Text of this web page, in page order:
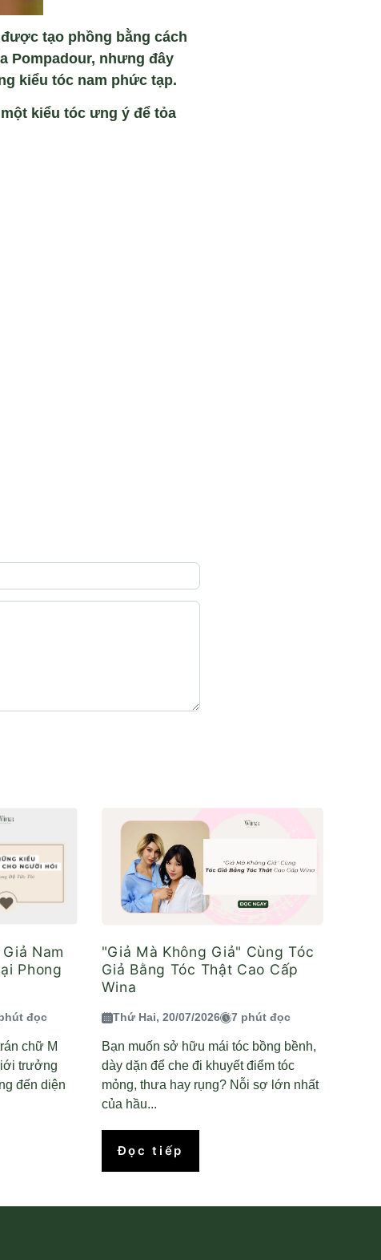
tạo phồng bằng cách
Pompadour, nhưng đây
kiểu tóc nam phức tạp.
kiểu tóc ưng ý để tỏa
Nam
Phong
đọc
chữ M
trưởng
đến diện
"Giả Mà Không Giả" Cùng Tóc
Giả Bằng Tóc Thật Cao Cấp
Wina
Thứ Hai, 20/07/2026 7 phút đọc
Bạn muốn sở hữu mái tóc bồng bềnh,
dày dặn để che đi khuyết điểm tóc
mỏng, thưa hay rụng? Nỗi sợ lớn nhất
của hầu...
Đọc tiếp